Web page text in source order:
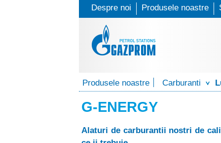
Despre noi Produsele noastre
a
z
p
O
u
p
Produsele noastre Carburanti
G-ENERGY
Alaturi de carburantii nostri de